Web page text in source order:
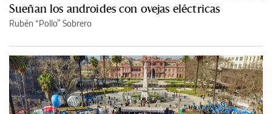
Sueñan los androides con ovejas eléctricas
Rubén “Pollo” Sobrero